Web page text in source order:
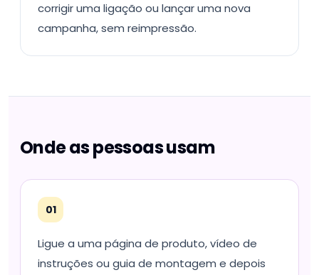
corrigir uma ligação ou lançar uma nova
campanha, sem reimpressão.
Onde as pessoas usam
01
Ligue a uma página de produto, vídeo de
instruções ou guia de montagem e depois